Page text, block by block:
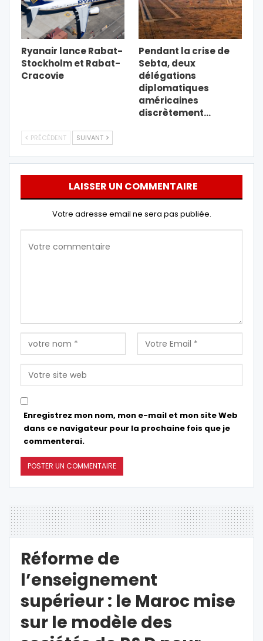
Ryanair lance Rabat-
Stockholm et Rabat-
Cracovie
Pendant la crise de
Sebta, deux
délégations
diplomatiques
américaines
discrètement…
PRÉCÉDENT SUIVANT
LAISSER UN COMMENTAIRE
Votre adresse email ne sera pas publiée.
Enregistrez mon nom, mon e-mail et mon site Web
dans ce navigateur pour la prochaine fois que je
commenterai.
Réforme de
l’enseignement
supérieur : le Maroc mise
sur le modèle des